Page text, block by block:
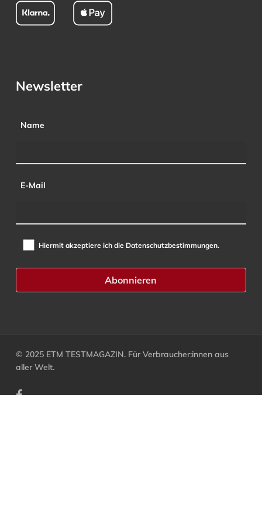
Newsletter
Name
E-Mail
Hiermit akzeptiere ich die Datenschutzbestimmungen.
© 2025 ETM TESTMAGAZIN. Für Verbraucher:innen aus
aller Welt.
facebook